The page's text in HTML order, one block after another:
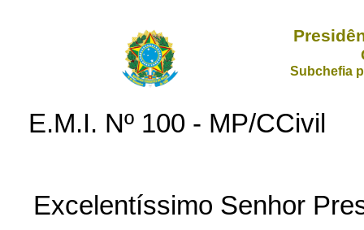
Subchefia
E.M.I. Nº 100 - MP/CCivil
Excelentíssimo Senhor